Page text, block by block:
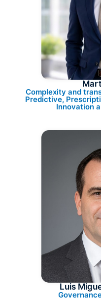
Complexity and
Predictive,
Innovation
Luis